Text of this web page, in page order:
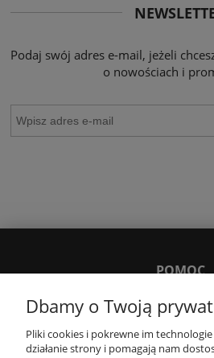
Podaj swój adres e-mail, jeżeli
o nowościach i
POMOC
MOJE KONTO
Dbamy o Twoją
Pliki cookies i pokrewne im
działanie strony i pomagają nam